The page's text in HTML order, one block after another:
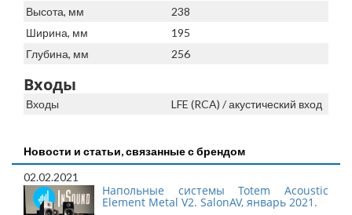
Высота, мм
238
Ширина, мм
195
Глубина, мм
256
Входы
Входы LFE (RCA) / акустический вход
Новости и статьи, связанные с брендом
02.02.2021
Напольные системы Totem Acoustic
Element Metal V2. SalonAV, январь 2021.